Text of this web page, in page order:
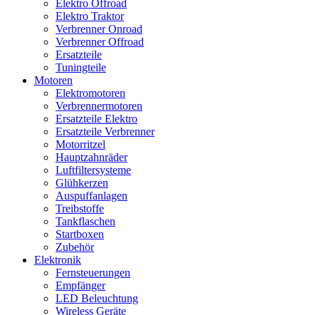
Elektro Offroad
Elektro Traktor
Verbrenner Onroad
Verbrenner Offroad
Ersatzteile
Tuningteile
Motoren
Elektromotoren
Verbrennermotoren
Ersatzteile Elektro
Ersatzteile Verbrenner
Motorritzel
Hauptzahnräder
Luftfiltersysteme
Glühkerzen
Auspuffanlagen
Treibstoffe
Tankflaschen
Startboxen
Zubehör
Elektronik
Fernsteuerungen
Empfänger
LED Beleuchtung
Wireless Geräte